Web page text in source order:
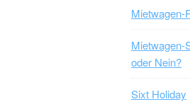
Mietwagen-
Mietwagen-
oder Nein?
Sixt Holiday